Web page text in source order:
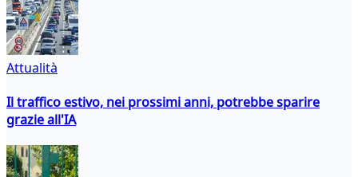
Attualità
Il traffico estivo, nei prossimi anni, potrebbe sparire
grazie all'IA